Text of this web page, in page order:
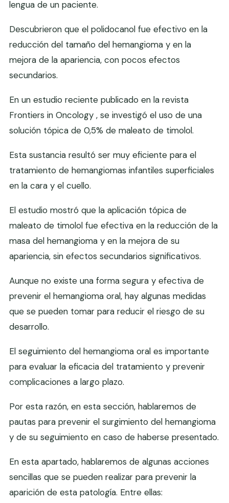
lengua de un paciente.
Descubrieron que el polidocanol fue efectivo en la
reducción del tamaño del hemangioma y en la
mejora de la apariencia, con pocos efectos
secundarios.
En un estudio reciente publicado en la revista
Frontiers in Oncology , se investigó el uso de una
solución tópica de 0,5% de maleato de timolol.
Esta sustancia resultó ser muy eficiente para el
tratamiento de hemangiomas infantiles superficiales
en la cara y el cuello.
El estudio mostró que la aplicación tópica de
maleato de timolol fue efectiva en la reducción de la
masa del hemangioma y en la mejora de su
apariencia, sin efectos secundarios significativos.
Aunque no existe una forma segura y efectiva de
prevenir el hemangioma oral, hay algunas medidas
que se pueden tomar para reducir el riesgo de su
desarrollo.
El seguimiento del hemangioma oral es importante
para evaluar la eficacia del tratamiento y prevenir
complicaciones a largo plazo.
Por esta razón, en esta sección, hablaremos de
pautas para prevenir el surgimiento del hemangioma
y de su seguimiento en caso de haberse presentado.
En esta apartado, hablaremos de algunas acciones
sencillas que se pueden realizar para prevenir la
aparición de esta patología. Entre ellas: